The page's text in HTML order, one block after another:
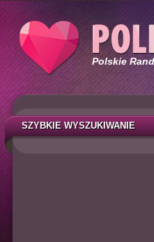
Polskie
SZYBKIE WYSZUKIWANIE